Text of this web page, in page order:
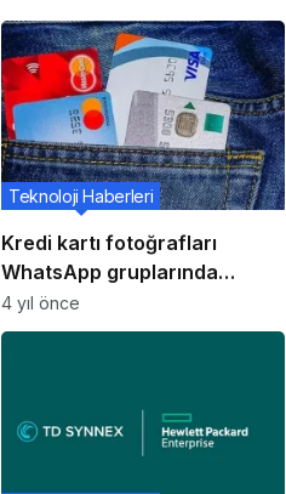
Kredi kartı fotoğrafları
WhatsApp gruplarında
dolaşıyor, finansal bilgiler
tehlikede!
Teknoloji Haberleri
4 yıl önce